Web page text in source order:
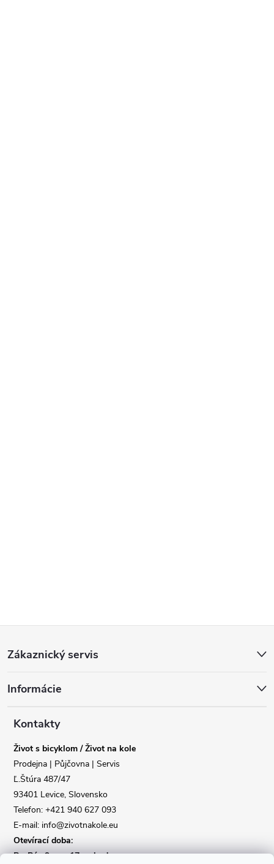
p
Zákaznický servis
Informácie
Kontakty
Život s bicyklom / Život na kole
Prodejna | Půjčovna | Servis
Ľ.Štúra 487/47
93401 Levice, Slovensko
Telefon: +421 940 627 093
E-mail: info@zivotnakole.eu
Otevírací doba:
Po-Pá : 9,oo - 17,oo hod